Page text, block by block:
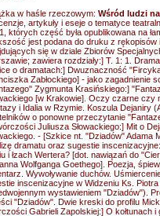
w haśle rzeczowym: Wśród ludzi
artykuły i eseje o tematyce
których część była opublikowana na
jest podana do druku z rękopisów
się w dziale Zbiorów
zawiera rozdziały:] T. 1: 1.
o dramatach:] Dwuznaczność
Zabłockiego] - jako zagadnienie
Zygmunta Krasińskiego:]
[w Krakowie]. Oczy czarne czy
i Idalia w Rzymie. Koszula Dejaniry
o ponowne przeczytanie
Juliusza Słowackiego:] Mit o
- [Szkice nt. "Dziadów" Adama
dramatu oraz sugestie
i łzach Wertera? [dot. nawiązań do
Wolfganga Goethego]. Poezja,
Wywoływanie duchów.
inscenizacyjne w Widzeniu Ks.
wystawieniem "Dziadów").
"Dziadów". Dwie kreski do profilu
Gabrieli Zapolskiej:] O kołtunach i